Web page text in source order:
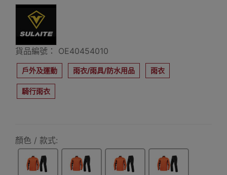
貨品編號： OE40454010
戶外及運動 雨衣/雨具/防水用品 雨衣
騎行雨衣
顏色 / 款式: